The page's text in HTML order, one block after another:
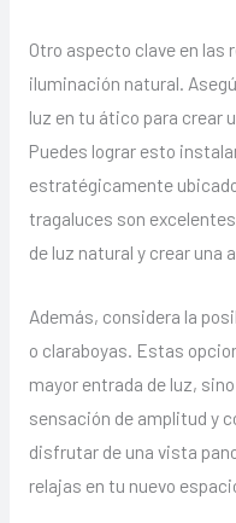
Otro aspecto clave en las
iluminación natural.
luz en tu ático para crear
Puedes lograr esto
estratégicamente
tragaluces son
de luz natural y crear
Además, considera la
o claraboyas. Estas
mayor entrada de luz,
sensación de amplitud y
disfrutar de una vista
relajas en tu nuevo